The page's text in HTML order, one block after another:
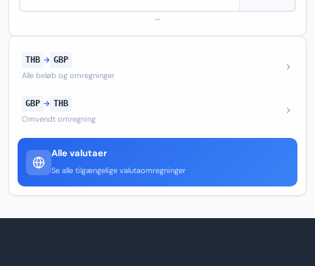
—
THB → GBP
Alle beløb og omregninger
GBP → THB
Omvendt omregning
Alle valutaer
Se alle tilgængelige valutaomregninger